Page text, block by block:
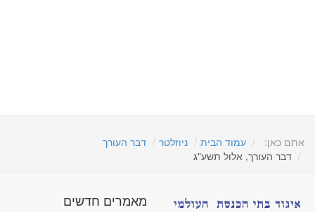
אתם כאן: עמוד הבית ניוזלטר
דבר העורך
דבר העורך, אלול תשע"ג
מאמרים חדשים